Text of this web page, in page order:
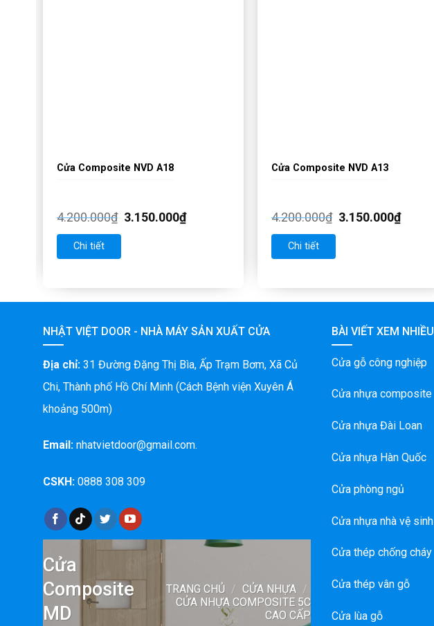
Cửa Composite NVD A18
4.200.000₫ 3.150.000₫
Chi tiết
Cửa Composite NVD A13
4.200.000₫ 3.150.000₫
Chi tiết
NHẬT VIỆT DOOR - NHÀ MÁY SẢN XUẤT CỬA
Địa chỉ: 31 Đường Đặng Thị Bìa, Ấp Trạm Bơm, Xã Củ
Chi, Thành phố Hồ Chí Minh (Cách Bệnh viện Xuyên Á
khoảng 500m)
Email: nhatvietdoor@gmail.com.
CSKH: 0888 308 309
Cửa
Composite
MD
TRANG CHỦ / CỬA NHỰA /
CỬA NHỰA COMPOSITE 5C
CAO CẤP
BÀI VIẾT XEM NHIỀU
Cửa gỗ công nghiệp
Cửa nhựa composite
Cửa nhựa Đài Loan
Cửa nhựa Hàn Quốc
Cửa phòng ngủ
Cửa nhựa nhà vệ sinh
Cửa thép chống cháy
Cửa thép vân gỗ
Cửa lùa gỗ